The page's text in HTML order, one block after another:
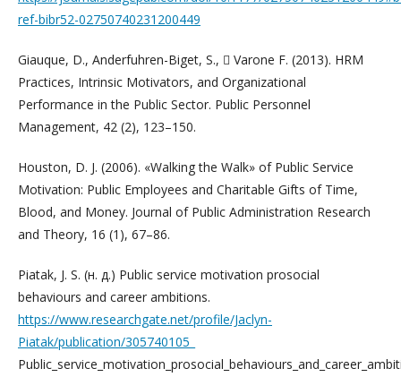
ref-bibr52-02750740231200449
Giauque, D., Anderfuhren-Biget, S.,  Varone F. (2013). HRM
Practices, Intrinsic Motivators, and Organizational
Performance in the Public Sector. Public Personnel
Management, 42 (2), 123–150.
Houston, D. J. (2006). «Walking the Walk» of Public Service
Motivation: Public Employees and Charitable Gifts of Time,
Blood, and Money. Journal of Public Administration Research
and Theory, 16 (1), 67–86.
Piatak, J. S. (н. д.) Public service motivation prosocial
behaviours and career ambitions.
https://www.researchgate.net/profile/Jaclyn-
Piatak/publication/305740105_